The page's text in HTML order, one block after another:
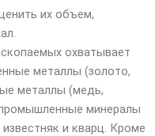
их объем,
охватывает
металлы (золото,
металлы (медь,
минералы
и кварц. Кроме